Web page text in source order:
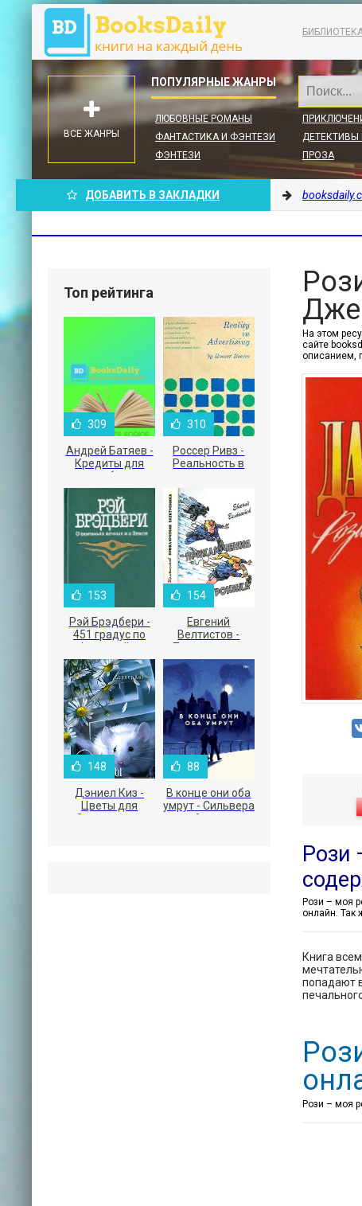
ЛЮБОВНЫЕ РОМАНЫ
ФАНТАСТИКА И ФЭНТЕЗИ
ФЭНТЕЗИ
ДЕТЕКТИВЫ
ПРОЗА
ВСЕ ЖАНРЫ
ДОБАВИТЬ В ЗАКЛАДКИ
На этом
сайте
описанием,
Рози
онлайн. Так
Книга
попадают
Рози – моя
Топ рейтинга
309
Андрей Батяев -
Кредиты для
малого бизнеса
310
Россер Ривз -
Реальность в
153
Рэй Брэдбери -
451 градус по
Фаренгейту
154
Евгений
Велтистов -
Приключения
Электроника
148
Дэниел Киз -
Цветы для
Элджернона
88
В конце они оба
умрут - Сильвера
Адам